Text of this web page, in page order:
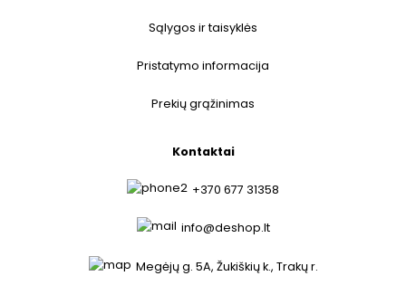
Sąlygos ir taisyklės
Pristatymo informacija
Prekių grąžinimas
Kontaktai
+370 677 31358
info@deshop.lt
Megėjų g. 5A, Žukiškių k., Trakų r.